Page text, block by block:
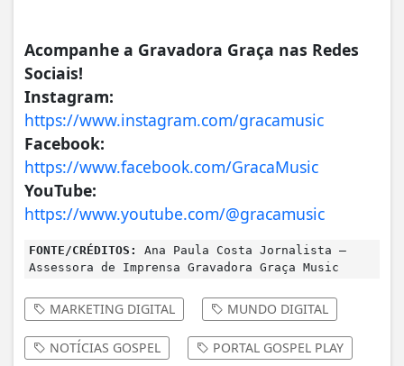
Acompanhe a Gravadora Graça nas Redes
Sociais!
Instagram:
https://www.instagram.com/gracamusic
Facebook:
https://www.facebook.com/GracaMusic
YouTube:
https://www.youtube.com/@gracamusic
FONTE/CRÉDITOS:
Ana Paula Costa Jornalista –
Assessora de Imprensa Gravadora Graça Music
MARKETING DIGITAL MUNDO DIGITAL
NOTÍCIAS GOSPEL PORTAL GOSPEL PLAY